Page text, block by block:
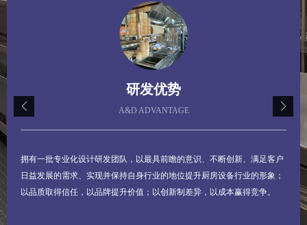
02.产品优势
PRODUCT ADVANTAGE
蓝烨厨房设备工程坚持严抓生产质量关，确保生产的所有产品都是精品。
以品质取得信任，以品牌提升价值；以创新制差异，以成本赢得竞争。